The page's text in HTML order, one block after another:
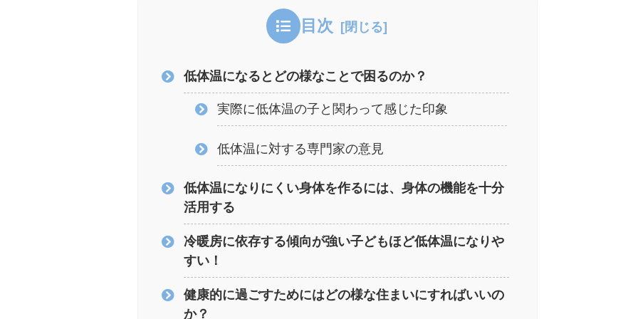
目次
低体温になるとどの様なことで困るのか？
実際に低体温の子と関わって感じた印象
低体温に対する専門家の意見
低体温になりにくい身体を作るには、身体の機能を十分
活用する
冷暖房に依存する傾向が強い子どもほど低体温になりや
すい！
健康的に過ごすためにはどの様な住まいにすればいいの
か？